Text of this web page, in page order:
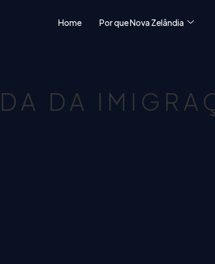
Home Por que Nova Zelândia
DA